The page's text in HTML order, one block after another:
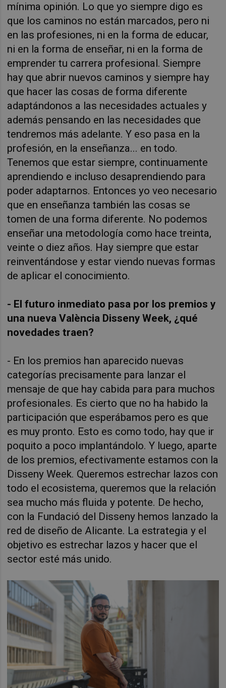
mínima opinión. Lo que yo siempre digo es
que los caminos no están marcados, pero ni
en las profesiones, ni en la forma de educar,
ni en la forma de enseñar, ni en la forma de
emprender tu carrera profesional. Siempre
hay que abrir nuevos caminos y siempre hay
que hacer las cosas de forma diferente
adaptándonos a las necesidades actuales y
además pensando en las necesidades que
tendremos más adelante. Y eso pasa en la
profesión, en la enseñanza... en todo.
Tenemos que estar siempre, continuamente
aprendiendo e incluso desaprendiendo para
poder adaptarnos. Entonces yo veo necesario
que en enseñanza también las cosas se
tomen de una forma diferente. No podemos
enseñar una metodología como hace treinta,
veinte o diez años. Hay siempre que estar
reinventándose y estar viendo nuevas formas
de aplicar el conocimiento.
- El futuro inmediato pasa por los premios y
una nueva València Disseny Week, ¿qué
novedades traen?
- En los premios han aparecido nuevas
categorías precisamente para lanzar el
mensaje de que hay cabida para para muchos
profesionales. Es cierto que no ha habido la
participación que esperábamos pero es que
es muy pronto. Esto es como todo, hay que ir
poquito a poco implantándolo. Y luego, aparte
de los premios, efectivamente estamos con la
Disseny Week. Queremos estrechar lazos con
todo el ecosistema, queremos que la relación
sea mucho más fluida y potente. De hecho,
con la Fundació del Disseny hemos lanzado la
red de diseño de Alicante. La estrategia y el
objetivo es estrechar lazos y hacer que el
sector esté más unido.